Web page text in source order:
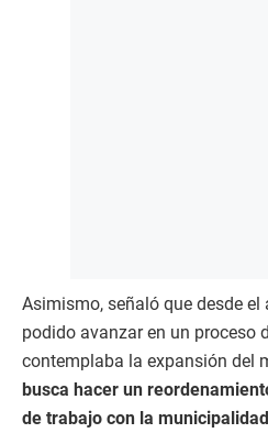
Asimismo, señaló que desde el
podido avanzar en un proceso
contemplaba la expansión del
busca hacer un
de trabajo con la